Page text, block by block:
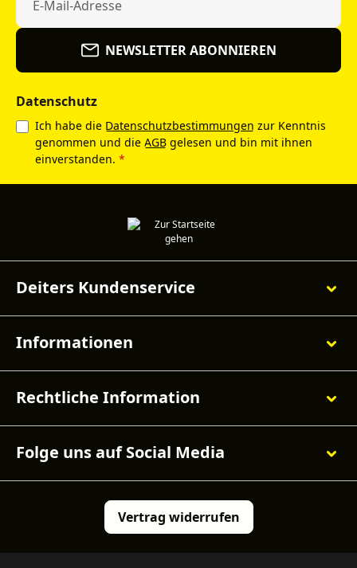
NEWSLETTER ABONNIEREN
Datenschutz
Ich habe die Datenschutzbestimmungen zur Kenntnis
genommen und die AGB gelesen und bin mit ihnen
einverstanden. *
Deiters Kundenservice
Informationen
Rechtliche Information
Folge uns auf Social Media
Vertrag widerrufen